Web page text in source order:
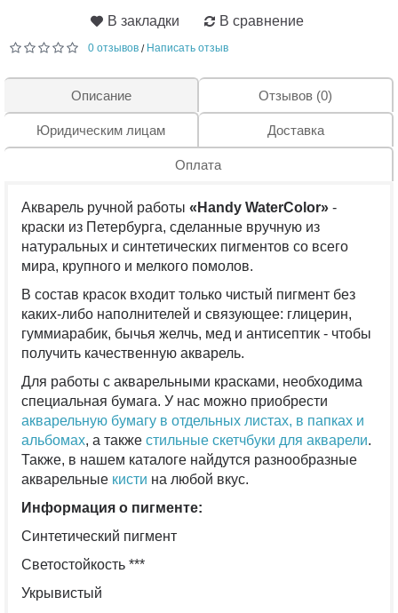
В закладки В сравнение
0 отзывов / Написать отзыв
Описание Отзывов (0)
Юридическим лицам Доставка
Оплата
Акварель ручной работы «Handy WaterColor» -
краски из Петербурга, сделанные вручную из
натуральных и синтетических пигментов со всего
мира, крупного и мелкого помолов.
В состав красок входит только чистый пигмент без
каких-либо наполнителей и связующее: глицерин,
гуммиарабик, бычья желчь, мед и антисептик - чтобы
получить качественную акварель.
Для работы с акварельными красками, необходима
специальная бумага. У нас можно приобрести
акварельную бумагу в отдельных листах, в папках и
альбомах, а также стильные скетчбуки для акварели.
Также, в нашем каталоге найдутся разнообразные
акварельные кисти на любой вкус.
Информация о пигменте:⠀⠀
Cинтетический пигмент
Светостойкость ***
Укрывистый